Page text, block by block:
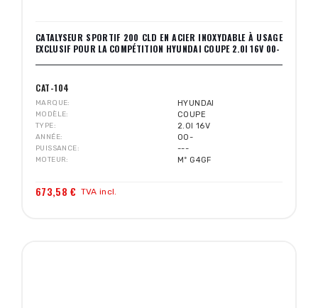
CATALYSEUR SPORTIF 200 CLD EN ACIER INOXYDABLE À USAGE
EXCLUSIF POUR LA COMPÉTITION HYUNDAI COUPE 2.0I 16V 00-
CAT-104
MARQUE HYUNDAI
MODÈLE COUPE
TYPE 2.0I 16V
ANNÉE 00-
PUISSANCE ---
MOTEUR Mº G4GF
673,58 € TVA incl.